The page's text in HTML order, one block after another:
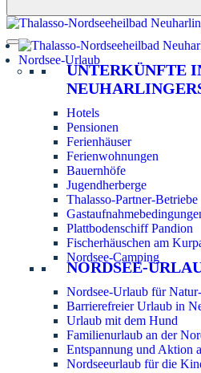
Nordsee-Urlaub
UNTERKÜNFTE
Hotels
Pensionen
Ferienhäuser
Ferienwohnungen
Bauernhöfe
Jugendherberge
Thalasso-Partner-Betriebe
Plattbodenschiff Pandion
Fischerhäuschen am
Nordsee-Camping
NORDSEE-
Nordsee-Urlaub für
Barrierefreier Urlaub in
Urlaub mit dem Hund
Familienurlaub an der
Entspannung und Aktion
Nordseeurlaub für die